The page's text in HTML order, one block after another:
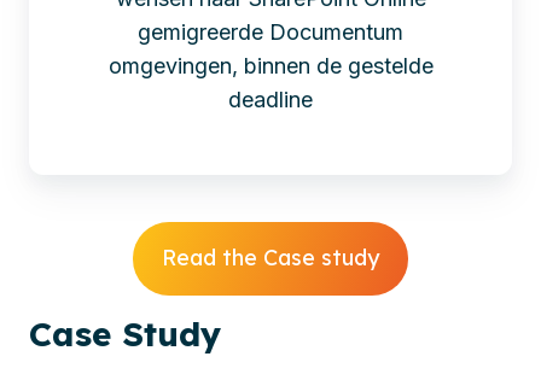
gemigreerde Documentum
omgevingen, binnen de gestelde
deadline
Read the Case study
Case Study